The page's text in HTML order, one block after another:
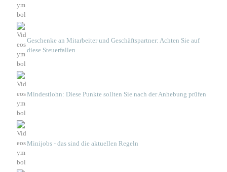
Geschenke an Mitarbeiter und Geschäftspartner: Achten Sie auf
diese Steuerfallen
Mindestlohn: Diese Punkte sollten Sie nach der Anhebung prüfen
Minijobs - das sind die aktuellen Regeln